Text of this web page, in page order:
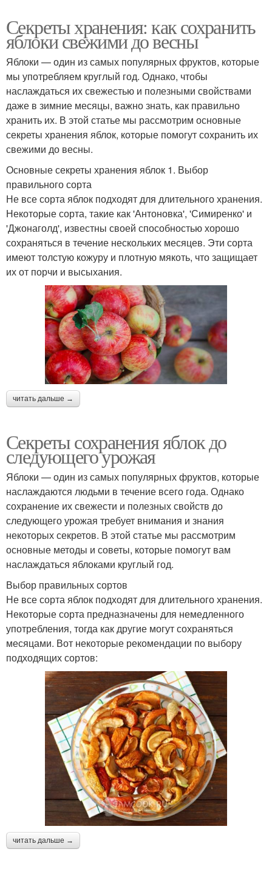
Секреты хранения: как сохранить
яблоки свежими до весны
Яблоки — один из самых популярных фруктов, которые
мы употребляем круглый год. Однако, чтобы
наслаждаться их свежестью и полезными свойствами
даже в зимние месяцы, важно знать, как правильно
хранить их. В этой статье мы рассмотрим основные
секреты хранения яблок, которые помогут сохранить их
свежими до весны.
Основные секреты хранения яблок 1. Выбор
правильного сорта
Не все сорта яблок подходят для длительного хранения.
Некоторые сорта, такие как 'Антоновка', 'Симиренко' и
'Джонаголд', известны своей способностью хорошо
сохраняться в течение нескольких месяцев. Эти сорта
имеют толстую кожуру и плотную мякоть, что защищает
их от порчи и высыхания.
читать дальше →
Секреты сохранения яблок до
следующего урожая
Яблоки — один из самых популярных фруктов, которые
наслаждаются людьми в течение всего года. Однако
сохранение их свежести и полезных свойств до
следующего урожая требует внимания и знания
некоторых секретов. В этой статье мы рассмотрим
основные методы и советы, которые помогут вам
наслаждаться яблоками круглый год.
Выбор правильных сортов
Не все сорта яблок подходят для длительного хранения.
Некоторые сорта предназначены для немедленного
употребления, тогда как другие могут сохраняться
месяцами. Вот некоторые рекомендации по выбору
подходящих сортов:
читать дальше →